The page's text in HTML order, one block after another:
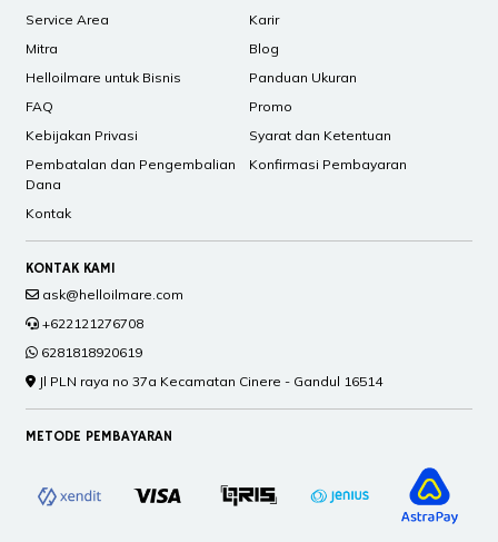
Service Area
Karir
Mitra
Blog
Helloilmare untuk Bisnis
Panduan Ukuran
FAQ
Promo
Kebijakan Privasi
Syarat dan Ketentuan
Pembatalan dan Pengembalian
Dana
Konfirmasi Pembayaran
Kontak
KONTAK KAMI
ask@helloilmare.com
+622121276708
6281818920619
Jl PLN raya no 37a Kecamatan Cinere - Gandul 16514
METODE PEMBAYARAN